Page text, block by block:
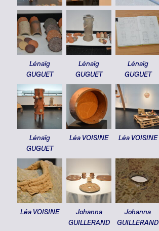
Lénaïg
GUGUET
Lénaïg
GUGUET
Lénaïg
GUGUET
Lénaïg
GUGUET
Léa VOISINE Léa VOISINE
Léa VOISINE
Johanna
GUILLERAND
Johanna
GUILLERAND